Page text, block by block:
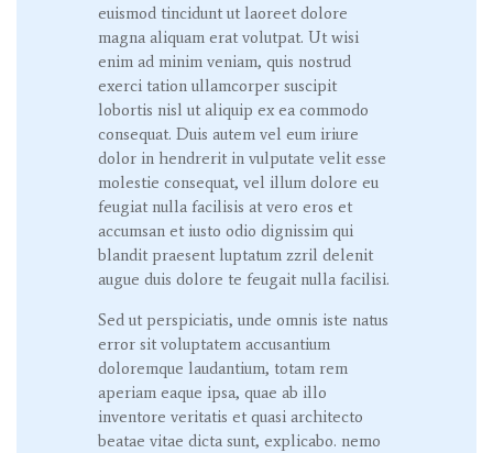
euismod tincidunt ut laoreet dolore
magna aliquam erat volutpat. Ut wisi
enim ad minim veniam, quis nostrud
exerci tation ullamcorper suscipit
lobortis nisl ut aliquip ex ea commodo
consequat. Duis autem vel eum iriure
dolor in hendrerit in vulputate velit esse
molestie consequat, vel illum dolore eu
feugiat nulla facilisis at vero eros et
accumsan et iusto odio dignissim qui
blandit praesent luptatum zzril delenit
augue duis dolore te feugait nulla facilisi.
Sed ut perspiciatis, unde omnis iste natus
error sit voluptatem accusantium
doloremque laudantium, totam rem
aperiam eaque ipsa, quae ab illo
inventore veritatis et quasi architecto
beatae vitae dicta sunt, explicabo. nemo